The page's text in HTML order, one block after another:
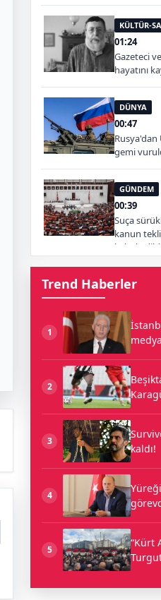
KÜLTÜR-
01:24
Gazeteci
hayatını
DÜNYA
00:47
Rusya'dan
gemi
GÜNDEM
00:39
Suça
kanun
kabul
Trend Haberler
1
2
3
kaldı!
4
5
“Kürt